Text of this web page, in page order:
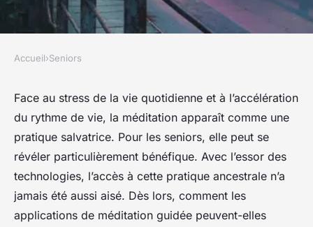
Comment les applications de
méditation guidée peuvent-
elles améliorer la qualité de
vie des seniors ?
Léana• 10 mars 2024•7 min de lecture
Accueil›Seniors
Face au stress de la vie quotidienne et à l’accélération
du rythme de vie, la méditation apparaît comme une
pratique salvatrice. Pour les seniors, elle peut se
révéler particulièrement bénéfique. Avec l’essor des
technologies, l’accès à cette pratique ancestrale n’a
jamais été aussi aisé. Dès lors, comment les
applications de méditation guidée peuvent-elles